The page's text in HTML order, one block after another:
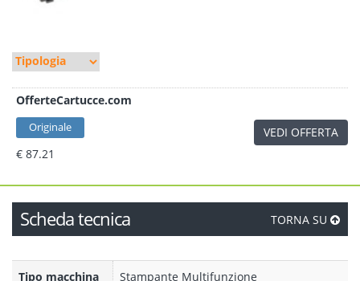
OfferteCartucce.com
Originale
€ 87.21
VEDI OFFERTA
Scheda tecnica TORNA SU
Tipo macchina Stampante Multifunzione